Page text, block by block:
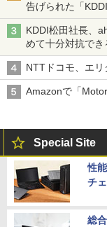
告げられた「
穴と楽天モバイル
KDDI松田社長、
めて十分対抗でき
NTTドコモ、エ
Amazonで「
Special Site
性
チ
総